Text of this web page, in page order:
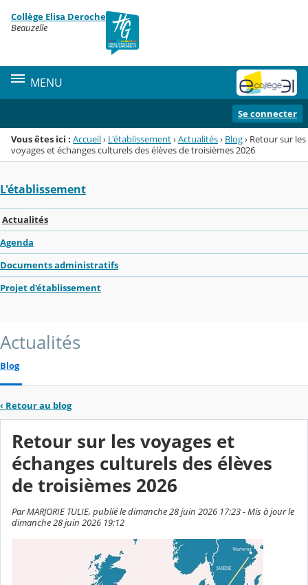
Menu de la rubrique
Contenu
Collège Elisa Deroche
Beauzelle
MENU
Se connecter
Vous êtes ici : Accueil› L'établissement›Actualités› Blog› Retour sur les
voyages et échanges culturels des élèves de troisièmes 2026
L'établissement
Actualités
Agenda
Documents administratifs
Projet d'établissement
Actualités
Blog
‹ Retour au blog
Retour sur les voyages et
échanges culturels des élèves
de troisièmes 2026
Par MARJORIE TULIE, publié le dimanche 28 juin 2026 17:23 - Mis à jour le
dimanche 28 juin 2026 19:12